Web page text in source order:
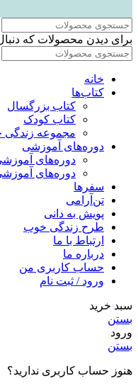
برای دیدن محصولات که
خانه
کتاب‌ها
کتاب بزرگسال
کتاب کودک
مجموعه
دوره‌های آموزشی
دوره‌های
دوره‌های
سفرها
تن‌آرامی
پویش به دانی
طرح زندگی خوب
ارتباط با ما
درباره ما
حساب کاربری من
ورود / ثبت نام
سبد خرید
بستن
ورود
بستن
هنوز حساب کاربری ندارید؟